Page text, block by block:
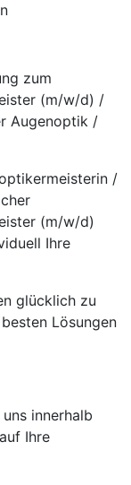
zum
(m/w/d) /
Augenoptik /
/
(m/w/d)
Ihre
glücklich zu
Lösungen
innerhalb
Ihre